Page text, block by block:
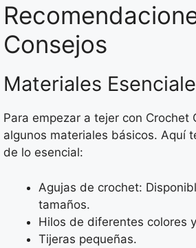
Consejos
Materiales
Para empezar a tejer con Crochet
algunos materiales básicos. Aquí
de lo esencial:
Agujas de crochet:
tamaños.
Hilos de diferentes colores
Tijeras pequeñas.